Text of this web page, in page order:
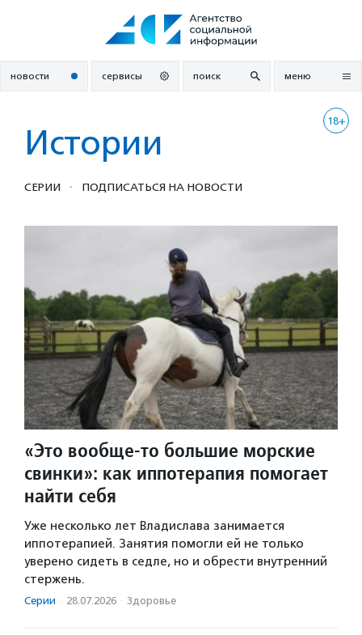
новости сервисы поиск меню
18+
Истории
СЕРИИ · ПОДПИСАТЬСЯ НА НОВОСТИ
«Это вообще-то большие морские
свинки»: как иппотерапия помогает
найти себя
Уже несколько лет Владислава занимается
иппотерапией. Занятия помогли ей не только
уверено сидеть в седле, но и обрести внутренний
стержень.
Серии · 28.07.2026 · Здоровье